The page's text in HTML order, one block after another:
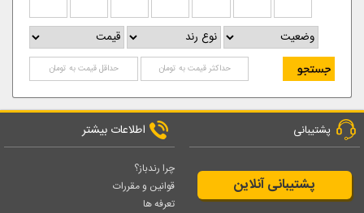
پشتیبانی
پشتیبانی آنلاین
اطلاعات بیشتر
چرا رندباز؟
قوانین و مقررات
تعرفه ها